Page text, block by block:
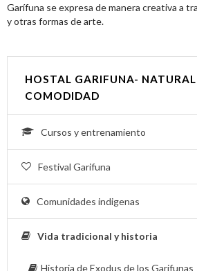
Garífuna se expresa de manera creativa a
y otras formas de arte.
HOSTAL GARIFUNA-
COMODIDAD
Cursos y entrenamiento
Festival Garifuna
Comunidades indigenas
Vida tradicional y historia
Historia de Exodus de los Garifunas